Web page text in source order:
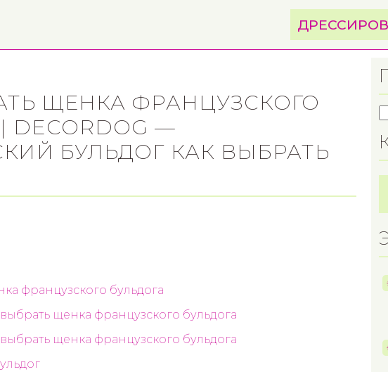
ЩЕНКА ФРАНЦУЗСКОГО
DECORDOG —
БУЛЬДОГ КАК ВЫБРАТЬ
французского бульдога
щенка французского бульдога
щенка французского бульдога